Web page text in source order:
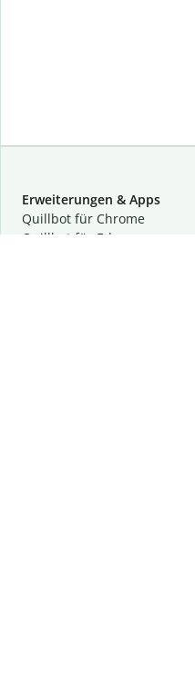
Erweiterungen & Apps
Quillbot für Chrome
Quillbot für Edge